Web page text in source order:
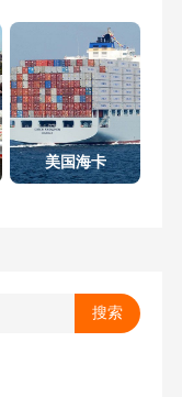
美国海卡